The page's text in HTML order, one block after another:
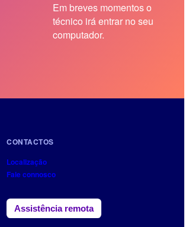
Em breves momentos o
técnico irá entrar no seu
computador.
CONTACTOS
Localização
Fale connosco
Assistência remota